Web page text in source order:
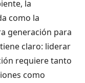
la
como la
generación para
claro: liderar
requiere tanto
como